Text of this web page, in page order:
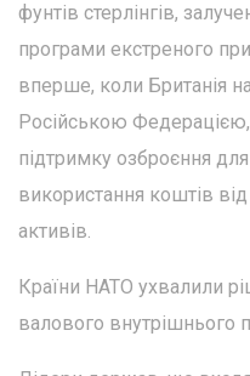
фунтів стерлінгів,
програми екстреного
вперше, коли Британія
Російською
підтримку озброєння
використання коштів
активів.
Країни НАТО ухвалили
валового внутрішнього